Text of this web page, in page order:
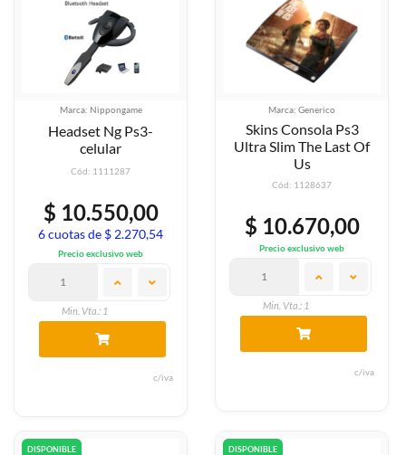
Marca: Nippongame
Headset Ng Ps3-
celular
Cód: 1111287
$ 10.550,00
6 cuotas de $ 2.270,54
Precio exclusivo web
Min. Vta.: 1
c/iva
Marca: Generico
Skins Consola Ps3
Ultra Slim The Last Of
Us
Cód: 1128637
$ 10.670,00
Precio exclusivo web
Min. Vta.: 1
c/iva
DISPONIBLE DISPONIBLE